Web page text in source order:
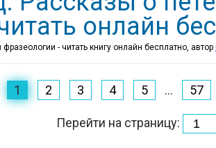
онлайн
- читать книгу онлайн бесплатно, автор
1 2 3 4 5 ... 57
Перейти на страницу: